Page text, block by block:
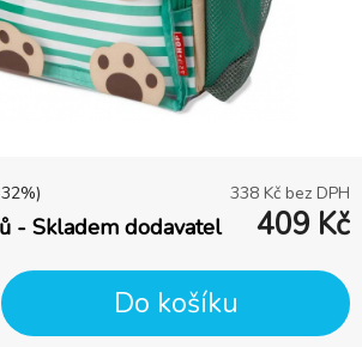
32%) 338 Kč bez DPH
- Skladem dodavatel 409 Kč
Do košíku